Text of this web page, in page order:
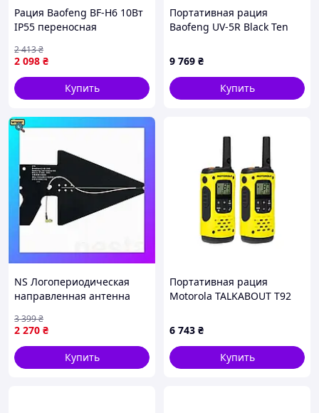
Рация Baofeng BF-H6 10Вт
IP55 переносная
(EKOBOX)
2 098 ₴
2 413₴
Купить
Портативная рация
Baofeng UV-5R Black Ten
(2200000758972) —
Доступный
9 769 ₴
Купить
NS Логопериодическая
направленная антенна
ГГц, 6dBi для анализатора
спектра SA Nes22/Q
2 270 ₴
3 399₴
Купить
Портативная рация
Motorola TALKABOUT T92
(A9P00811YWCMAG)
6 743 ₴
Купить